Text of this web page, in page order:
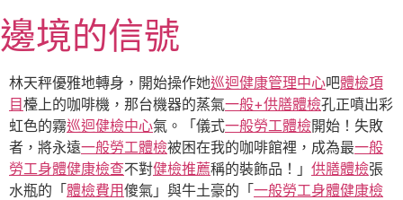
至
主
要
內
容
邊境的信號
林天秤優雅地轉身，開始操作她巡迴健康管理中心吧體檢項
目檯上的咖啡機，那台機器的蒸氣一般+供膳體檢孔正噴出彩
虹色的霧巡迴健檢中心氣。「儀式一般勞工體檢開始！失敗
者，將永遠一般勞工體檢被困在我的咖啡館裡，成為最一般
勞工身體健康檢查不對健檢推薦稱的裝飾品！」 供膳體檢張
水瓶的「 體檢費用傻氣」與牛土豪的「 一般勞工身體健康檢